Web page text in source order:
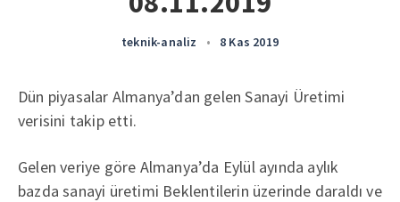
teknik-analiz • 8 Kas 2019
Dün piyasalar Almanya’dan gelen Sanayi Üretimi
verisini takip etti.
Gelen veriye göre Almanya’da Eylül ayında aylık
bazda sanayi üretimi Beklentilerin üzerinde daraldı ve